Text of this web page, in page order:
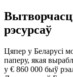
рэсурсаў
Цяпер у Беларусі
паперу, якая
у € 860 000 быў